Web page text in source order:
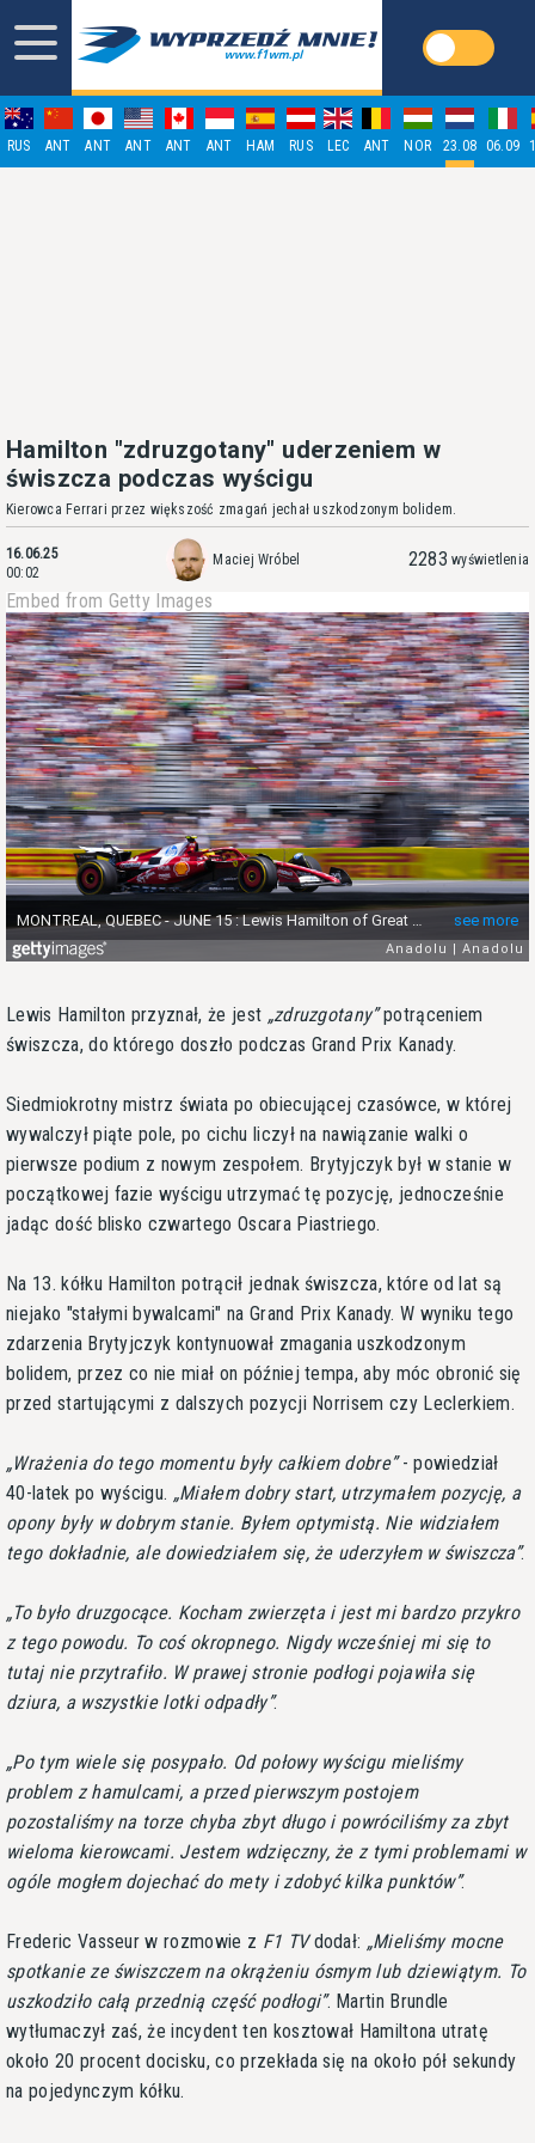
RUS ANT ANT ANT ANT ANT HAM RUS LEC ANT NOR 23.08 06.09
Hamilton "zdruzgotany" uderzeniem w
świszcza podczas wyścigu
Kierowca Ferrari przez większość zmagań jechał uszkodzonym bolidem.
16.06.25
00:02
Maciej Wróbel 2283 wyświetlenia
Embed from Getty Images
Lewis Hamilton przyznał, że jest zdruzgotany potrąceniem
świszcza, do którego doszło podczas Grand Prix Kanady.
Siedmiokrotny mistrz świata po obiecującej czasówce, w której
wywalczył piąte pole, po cichu liczył na nawiązanie walki o
pierwsze podium z nowym zespołem. Brytyjczyk był w stanie w
początkowej fazie wyścigu utrzymać tę pozycję, jednocześnie
jadąc dość blisko czwartego Oscara Piastriego.
Na 13. kółku Hamilton potrącił jednak świszcza, które od lat są
niejako "stałymi bywalcami" na Grand Prix Kanady. W wyniku tego
zdarzenia Brytyjczyk kontynuował zmagania uszkodzonym
bolidem, przez co nie miał on później tempa, aby móc obronić się
przed startującymi z dalszych pozycji Norrisem czy Leclerkiem.
Wrażenia do tego momentu były całkiem dobre - powiedział
40-latek po wyścigu.
Miałem dobry start, utrzymałem pozycję, a
opony były w dobrym stanie. Byłem optymistą. Nie widziałem
tego dokładnie, ale dowiedziałem się, że uderzyłem w świszcza .
To było druzgocące. Kocham zwierzęta i jest mi bardzo przykro
z tego powodu. To coś okropnego. Nigdy wcześniej mi się to
tutaj nie przytrafiło. W prawej stronie podłogi pojawiła się
dziura, a wszystkie lotki odpadły .
Po tym wiele się posypało. Od połowy wyścigu mieliśmy
problem z hamulcami, a przed pierwszym postojem
pozostaliśmy na torze chyba zbyt długo i powróciliśmy za zbyt
wieloma kierowcami. Jestem wdzięczny, że z tymi problemami w
ogóle mogłem dojechać do mety i zdobyć kilka punktów .
Frederic Vasseur w rozmowie z F1 TVdodał:
Mieliśmy mocne
spotkanie ze świszczem na okrążeniu ósmym lub dziewiątym. To
uszkodziło całą przednią część podłogi . Martin Brundle
wytłumaczył zaś, że incydent ten kosztował Hamiltona utratę
około 20 procent docisku, co przekłada się na około pół sekundy
na pojedynczym kółku.